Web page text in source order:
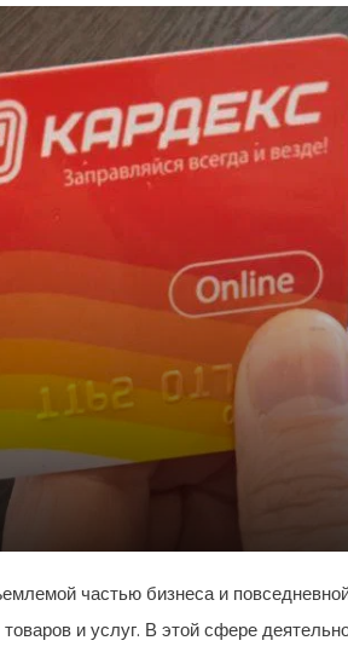
частью бизнеса и
и услуг. В этой сфере